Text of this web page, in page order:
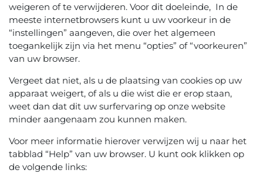
weigeren of te verwijderen. Voor dit doeleinde, In de
meeste internetbrowsers kunt u uw voorkeur in de
“instellingen” aangeven, die over het algemeen
toegankelijk zijn via het menu “opties” of “voorkeuren”
van uw browser.
Vergeet dat niet, als u de plaatsing van cookies op uw
apparaat weigert, of als u die wist die er erop staan,
weet dan dat dit uw surfervaring op onze website
minder aangenaam zou kunnen maken.
Voor meer informatie hierover verwijzen wij u naar het
tabblad “Help” van uw browser. U kunt ook klikken op
de volgende links: